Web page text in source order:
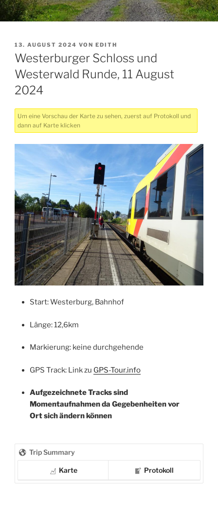
VERÖFFENTLICHT
AM
13. AUGUST 2024 VON EDITH
Westerburger Schloss und
Westerwald Runde, 11 August
2024
Um eine Vorschau der Karte zu sehen, zuerst auf Protokoll und
dann auf Karte klicken
Start: Westerburg, Bahnhof
Länge: 12,6km
Markierung: keine durchgehende
GPS Track: Link zu GPS-Tour.info
Aufgezeichnete Tracks sind
Momentaufnahmen da Gegebenheiten vor
Ort sich ändern können
Trip Summary
Karte Protokoll